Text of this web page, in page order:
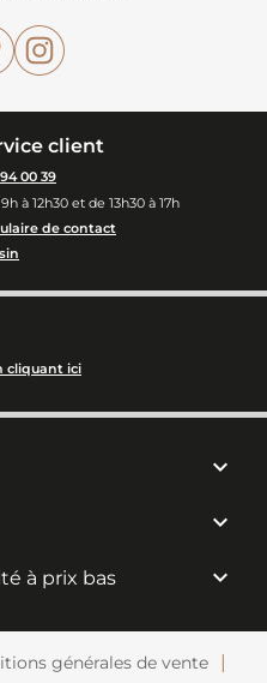
Pinterest
client
00 39
à 12h30 et de 13h30 à 17h
de contact
cliquant ici


à prix bas 
générales de vente